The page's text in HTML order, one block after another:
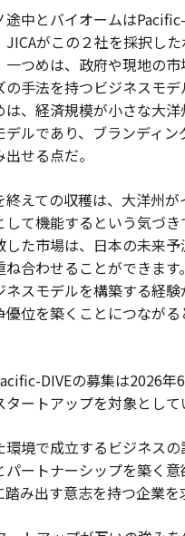
途中とバイオームは
JICAがこの２社を採択し
一つめは、政府や現地の
の手法を持つビジネスモ
は、経済規模が小さな大
デルであり、ブランディ
せる点だ。
終えての収穫は、大洋州
して機能するという気づ
した市場は、日本の未来
ね合わせることができま
ネスモデルを構築する経
優位を築くことにつなが
DIVEの募集は2026年
タートアップを対象として
環境で成立するビジネス
パートナーシップを築く意
踏み出す意志を持つ企業を